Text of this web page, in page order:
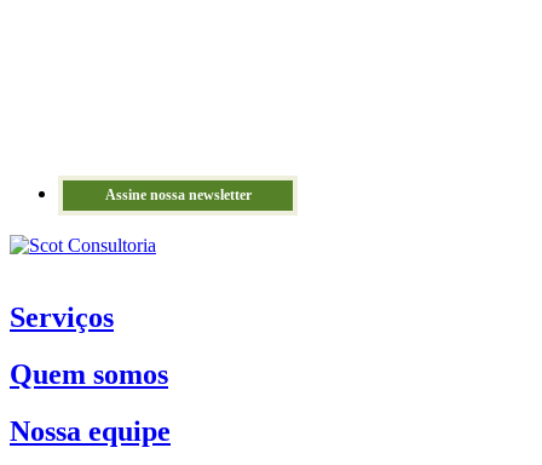
Assine nossa newsletter
Serviços
Quem somos
Nossa equipe